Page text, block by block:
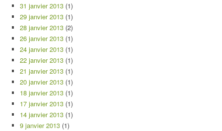
31 janvier 2013 (1)
29 janvier 2013 (1)
28 janvier 2013 (2)
26 janvier 2013 (1)
24 janvier 2013 (1)
22 janvier 2013 (1)
21 janvier 2013 (1)
20 janvier 2013 (1)
18 janvier 2013 (1)
17 janvier 2013 (1)
14 janvier 2013 (1)
9 janvier 2013 (1)